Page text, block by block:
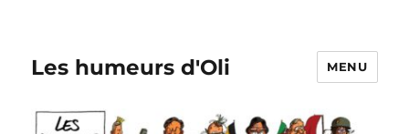
Les humeurs d'Oli MENU